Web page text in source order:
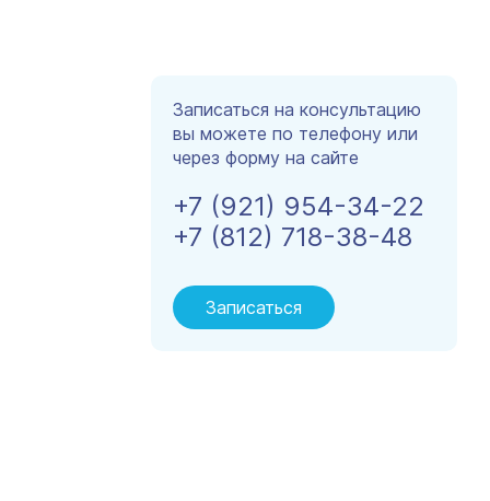
Записаться на консультацию
вы можете по телефону или
через форму на сайте
+7 (921) 954-34-22
+7 (812) 718-38-48
Записаться